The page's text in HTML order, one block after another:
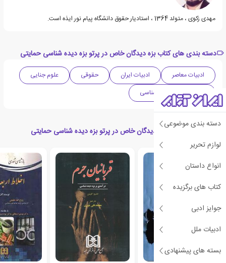
دسته بندی موضوعی
لوازم تحریر
انواع داستان
کتاب های برگزیده
جوایز ادبی
ادبیات ملل
بسته های پیشنهادی
مهدی زکوی ، متولد 1364 ، استادیار حقوق دانشگاه پیام نور ایذه است.
دسته بندی های کتاب بزه دیدگان خاص در پرتو بزه دیده شناسی حمایتی
ادبیات معاصر ادبیات ایران حقوقی
علوم جنایی
بزهکاری و بزه دیده شناسی
کتاب های مرتبط با بزه دیدگان خاص در پرتو بزه دیده شناسی حمایتی